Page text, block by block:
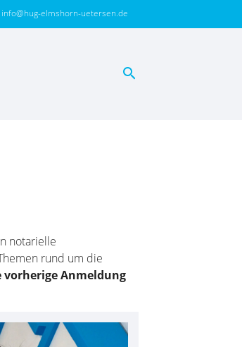
info@hug-elmshorn-uetersen.de
search
notarielle
rund um die
Anmeldung